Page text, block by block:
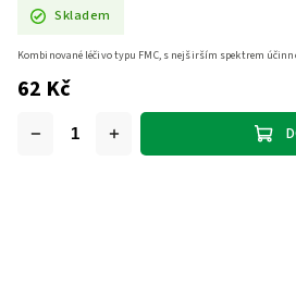
Skladem
62 Kč
Kombinované léčivo typu FMC, s nejširším spektrem